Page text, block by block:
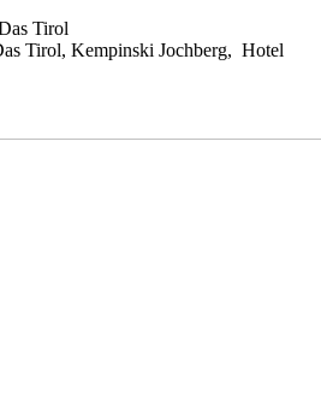
Tirol
Tirol, Kempinski Jochberg, Hotel